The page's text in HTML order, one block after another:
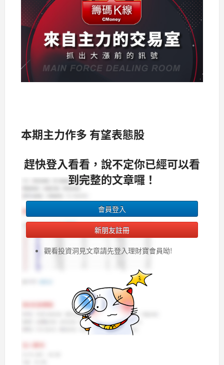
本期主力作多 有望表態股
趕快登入看看，說不定你已經可以看
到完整的文章囉！
會員登入
新朋友註冊
觀看投資洞見文章請先登入理財寶會員呦!